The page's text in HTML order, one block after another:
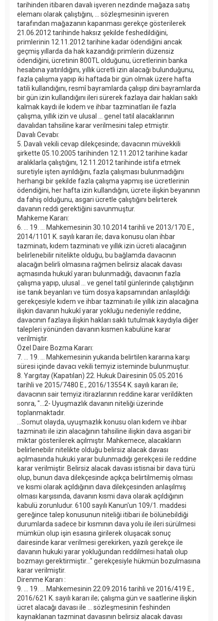
tarihinden itibaren davalı işveren nezdinde mağaza satış
elemanı olarak çalıştığını, ... sözleşmesinin işveren
tarafından mağazanın kapanması gerekçe gösterilerek
21.06.2012 tarihinde haksız şekilde feshedildiğini,
primlerinin 12.11.2012 tarihine kadar ödendiğini ancak
geçmiş yıllarda da hak kazandığı primlerin düzensiz
ödendiğini, ücretinin 800TL olduğunu, ücretlerinin banka
hesabına yatırıldığını, yıllık ücretli izin alacağı bulunduğunu,
fazla çalışma yapıp iki haftada bir gün olmak üzere hafta
tatili kullandığını, resmî bayramlarda çalışıp dini bayramlarda
bir gün izin kullandığını ileri sürerek fazlaya dair hakları saklı
kalmak kaydı ile kıdem ve ihbar tazminatları ile fazla
çalışma, yıllık izin ve ulusal ... genel tatil alacaklarının
davalıdan tahsiline karar verilmesini talep etmiştir.
Davalı Cevabı:
5. Davalı vekili cevap dilekçesinde; davacının müvekkili
şirkette 05.10.2005 tarihinden 12.11.2012 tarihine kadar
aralıklarla çalıştığını, 12.11.2012 tarihinde istifa etmek
suretiyle işten ayrıldığını, fazla çalışması bulunmadığını
herhangi bir şekilde fazla çalışma yapmış ise ücretlerinin
ödendiğini, her hafta izin kullandığını, ücrete ilişkin beyanının
da fahiş olduğunu, asgari ücretle çalıştığını belirterek
davanın reddi gerektiğini savunmuştur.
Mahkeme Kararı:
6. ... 19. ... Mahkemesinin 30.10.2014 tarihli ve 2013/170 E.,
2014/1101 K. sayılı kararı ile; dava konusu olan ihbar
tazminatı, kıdem tazminatı ve yıllık izin ücreti alacağının
belirlenebilir nitelikte olduğu, bu bağlamda davacının
alacağın belirli olmasına rağmen belirsiz alacak davası
açmasında hukukî yararı bulunmadığı, davacının fazla
çalışma yapıp, ulusal ... ve genel tatil günlerinde çalıştığının
ise tanık beyanları ve tüm dosya kapsamından anlaşıldığı
gerekçesiyle kıdem ve ihbar tazminatı ile yıllık izin alacağına
ilişkin davanın hukukî yarar yokluğu nedeniyle reddine,
davacının fazlaya ilişkin hakları saklı tutulmak kaydıyla diğer
talepleri yönünden davanın kısmen kabulüne karar
verilmiştir.
Özel Daire Bozma Kararı:
7. ... 19. ... Mahkemesinin yukarıda belirtilen kararına karşı
süresi içinde davacı vekili temyiz isteminde bulunmuştur.
8. Yargıtay (Kapatılan) 22. Hukuk Dairesinin 05.05.2016
tarihli ve 2015/7480 E., 2016/13554 K. sayılı kararı ile;
davacının sair temyiz itirazlarının reddine karar verildikten
sonra, "…2- Uyuşmazlık davanın niteliği üzerinde
toplanmaktadır.
…Somut olayda, uyuşmazlık konusu olan kıdem ve ihbar
tazminatı ile izin alacağının tahsiline ilişkin dava asgari bir
miktar gösterilerek açılmıştır. Mahkemece, alacakların
belirlenebilir nitelikte olduğu belirsiz alacak davası
açılmasında hukuki yarar bulunmadığı gerekçesi ile reddine
karar verilmiştir. Belirsiz alacak davası istisnai bir dava türü
olup, bunun dava dilekçesinde açıkça belirtilmemiş olması
ve kısmi olarak açıldığının dava dilekçesinden anlaşılmış
olması karşısında, davanın kısmi dava olarak açıldığının
kabulü zorunludur. 6100 sayılı Kanun'un 109/1. maddesi
gereğince talep konusunun niteliği itibari ile bölünebildiği
durumlarda sadece bir kısmının dava yolu ile ileri sürülmesi
mümkün olup işin esasına girilerek oluşacak sonuç
dairesinde karar verilmesi gerekirken, yazılı gerekçe ile
davanın hukuki yarar yokluğundan reddilmesi hatalı olup
bozmayı gerektirmiştir…" gerekçesiyle hükmün bozulmasına
karar verilmiştir.
Direnme Kararı :
9. ... 19. ... Mahkemesinin 22.09.2016 tarihli ve 2016/419 E.,
2016/621 K. sayılı kararı ile; çalışma gün ve saatlerine ilişkin
ücret alacağı davası ile ... sözleşmesinin feshinden
kaynaklanan tazminat davasının belirsiz alacak davası